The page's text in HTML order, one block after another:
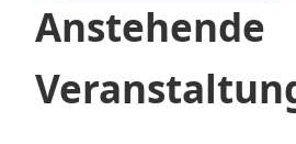
Anstehende